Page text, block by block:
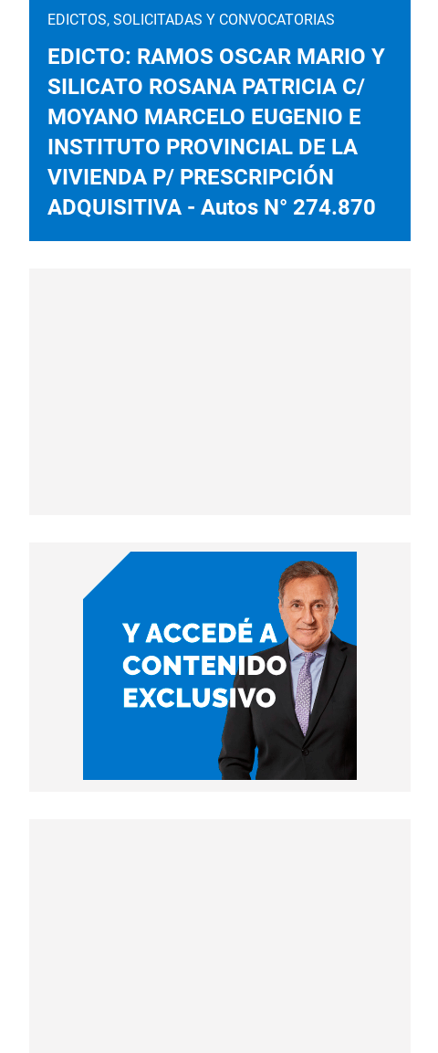
EDICTOS, SOLICITADAS Y CONVOCATORIAS
EDICTO: RAMOS OSCAR MARIO Y
SILICATO ROSANA PATRICIA C/
MOYANO MARCELO EUGENIO E
INSTITUTO PROVINCIAL DE LA
VIVIENDA P/ PRESCRIPCIÓN
ADQUISITIVA - Autos N° 274.870